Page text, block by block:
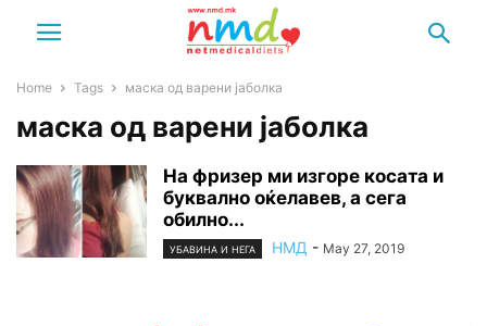
Home Tags маска од варени јаболка
маска од варени јаболка
На фризер ми изгоре косата и
буквално оќелавев, а сега
обилно...
УБАВИНА И НЕГА НМД - May 27, 2019